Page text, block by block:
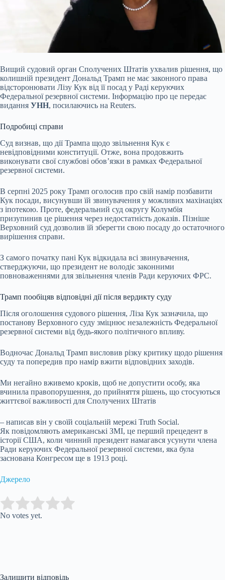
Вищий судовий орган Сполучених Штатів ухвалив рішення, що
колишній президент Дональд Трамп не має законного права
відсторонювати Лізу Кук від її посад у Раді керуючих
Федеральної резервної системи. Інформацію про це передає
видання УНН, посилаючись на Reuters.
Подробиці справи
Суд визнав, що дії Трампа щодо звільнення Кук є
невідповідними конституції. Отже, вона продовжить
виконувати свої службові обов’язки в рамках Федеральної
резервної системи.
В серпні 2025 року Трамп оголосив про свій намір позбавити
Кук посади, висунувши їй звинувачення у можливих махінаціях
з іпотекою. Проте, федеральний суд округу Колумбія
призупинив це рішення через недостатність доказів. Пізніше
Верховний суд дозволив їй зберегти свою посаду до остаточного
вирішення справи.
З самого початку пані Кук відкидала всі звинувачення,
стверджуючи, що президент не володіє законними
повноваженнями для звільнення членів Ради керуючих ФРС.
Трамп пообіцяв відповідні дії після вердикту суду
Після оголошення судового рішення, Ліза Кук зазначила, що
постанову Верховного суду зміцнює незалежність Федеральної
резервної системи від будь-якого політичного впливу.
Водночас Дональд Трамп висловив різку критику щодо рішення
суду та попередив про намір вжити відповідних заходів.
Ми негайно вживемо кроків, щоб не допустити особу, яка
вчинила правопорушення, до прийняття рішень, що стосуються
життєвої важливості для Сполучених Штатів
– написав він у своїй соціальній мережі Truth Social.
Як повідомляють американські ЗМІ, це перший прецедент в
історії США, коли чинний президент намагався усунути члена
Ради керуючих Федеральної резервної системи, яка була
заснована Конгресом ще в 1913 році.
Джерело
Rate this item:
No votes yet.
Залишити відповідь